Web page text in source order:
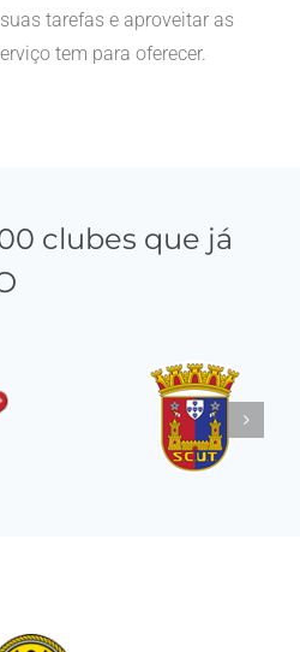
tarefas e aproveitar as
tem para oferecer.
clubes que já